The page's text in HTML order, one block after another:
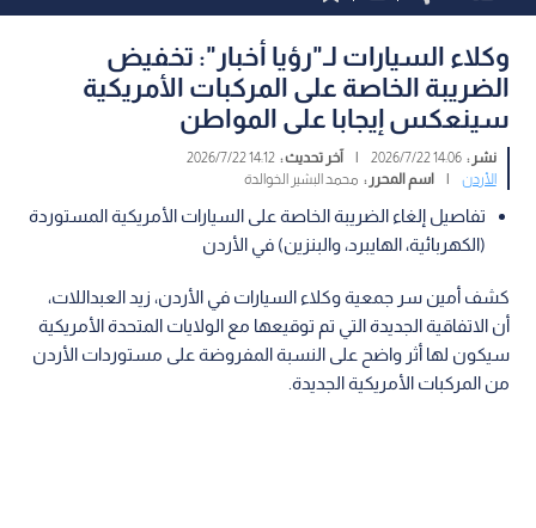
وكلاء السيارات لـ"رؤيا أخبار": تخفيض
الضريبة الخاصة على المركبات الأمريكية
سينعكس إيجابا على المواطن
نشر :14:06 2026/7/22
| آخر تحديث :14:12 2026/7/22
الأردن
| اسم المحرر : محمد البشير الخوالدة
تفاصيل إلغاء الضريبة الخاصة على السيارات الأمريكية المستوردة
(الكهربائية، الهايبرد، والبنزين) في الأردن
كشف أمين سر جمعية وكلاء السيارات في الأردن، زيد العبداللات،
أن الاتفاقية الجديدة التي تم توقيعها مع الولايات المتحدة الأمريكية
سيكون لها أثر واضح على النسبة المفروضة على مستوردات الأردن
من المركبات الأمريكية الجديدة.